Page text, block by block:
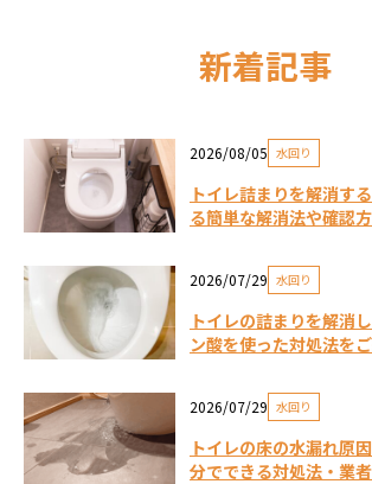
新着記事
2026/08/05 水回り
トイレ詰まりを解消す
る簡単な解消法や確認
2026/07/29 水回り
トイレの詰まりを解消
ン酸を使った対処法を
2026/07/29 水回り
トイレの床の水漏れ原
分でできる対処法・業